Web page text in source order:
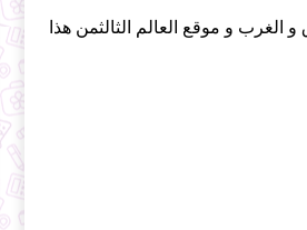
الغرب و موقع العالم الثالثمن هذا